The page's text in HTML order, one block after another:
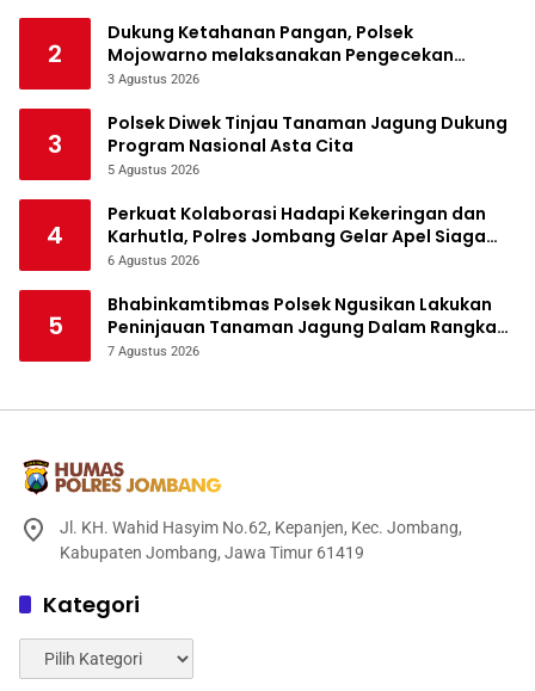
2
Dukung Ketahanan Pangan, Polsek
Mojowarno melaksanakan Pengecekan
Tanaman Jagung
3 Agustus 2026
3
Polsek Diwek Tinjau Tanaman Jagung Dukung
Program Nasional Asta Cita
5 Agustus 2026
4
Perkuat Kolaborasi Hadapi Kekeringan dan
Karhutla, Polres Jombang Gelar Apel Siaga
Bencana
6 Agustus 2026
5
Bhabinkamtibmas Polsek Ngusikan Lakukan
Peninjauan Tanaman Jagung Dalam Rangka
Mendukung Ketahanan Pangan
7 Agustus 2026
Jl. KH. Wahid Hasyim No.62, Kepanjen, Kec. Jombang,
Kabupaten Jombang, Jawa Timur 61419
Kategori
Kategori